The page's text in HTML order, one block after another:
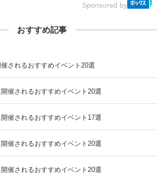
Sponsored by
おすすめ記事
されるおすすめイベント20選
催されるおすすめイベント20選
催されるおすすめイベント17選
催されるおすすめイベント20選
催されるおすすめイベント20選